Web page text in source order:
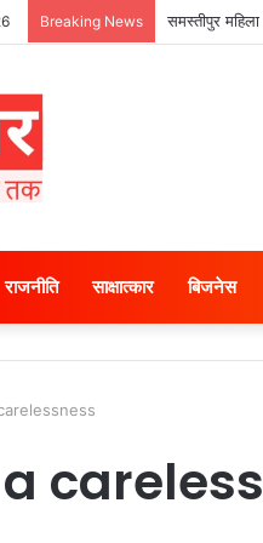
Breaking News समस्तीपुर
राजनीति साक्षात्कार बिजनेस